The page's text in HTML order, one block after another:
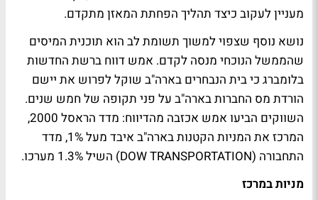
מעניין לעקוב כיצד תהליך הפחתת המאזן מתקדם.
נושא נוסף שצפוי למשוך תשומת לב הוא תוכנית המיסים
שהממשל הנוכחי מנסה לקדם. אמש דווח ברשת החדשות
בלומברג כי בית הנבחרים בארה"ב שוקל לפרוש את יישם
הורדת מס החברות בארה"ב על פני תקופה של חמש שנים.
השווקים הביעו אמש אכזבה מהדיווח: מדד הראסל 2000,
המרכז את המניות הקטנות בארה"ב איבד מעל 1%, מדד
התחבורה (DOW TRANSPORTATION) השיל 1.3% מערכו.
מניות במרכז